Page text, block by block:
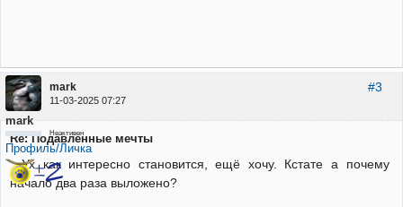
#3
mark
11-03-2025 07:27
mark
Неактивен
Профиль/Личка
Re: Подавленные мечты
Ух как интересно становится, ещё хочу. Кстате а почему
начало два раза выложено?